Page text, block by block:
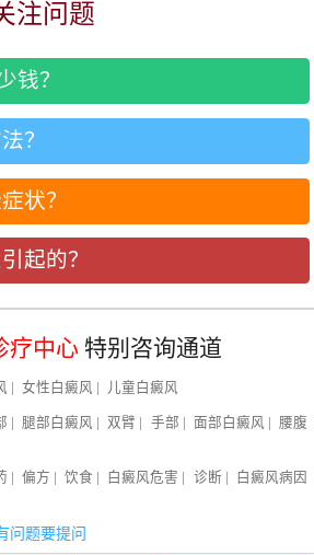
注问题
钱？
？
状？
起的？
疗中心 特别咨询通道
女性白癜风 儿童白癜风
| 腿部白癜风 | 双臂 | 手部 | 面部白癜风 | 腰腹
偏方 饮食 白癜风危害 诊断
白癜风病因
问题要提问